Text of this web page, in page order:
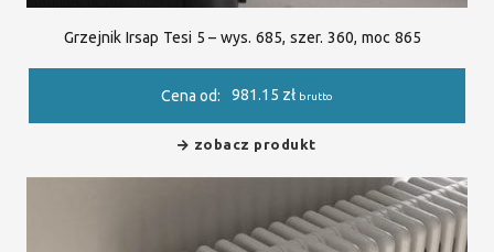
Grzejnik Irsap Tesi 5 – wys. 685, szer. 360, moc 865
Cena od: 981.15 zł brutto
zobacz produkt